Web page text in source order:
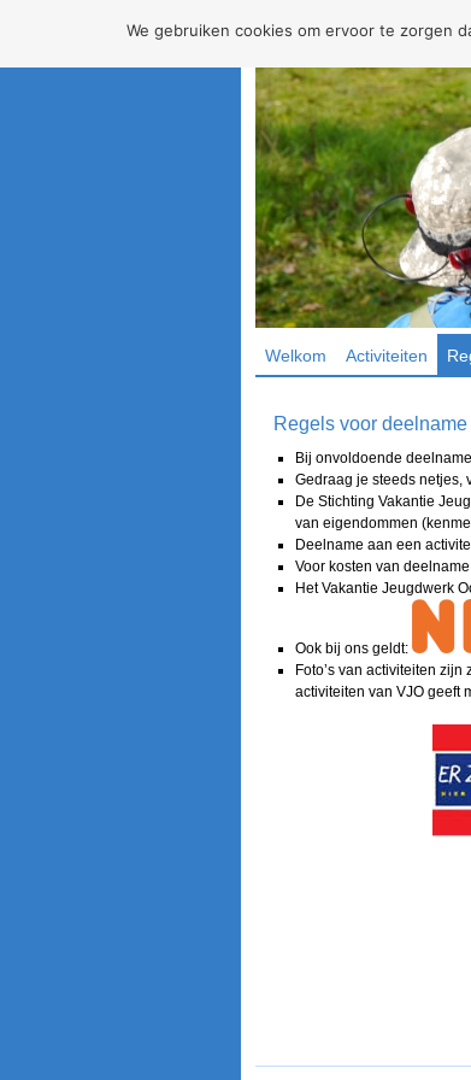
Welkom Activiteiten
Regels voor
Bij onvoldoende
Gedraag je steeds netjes,
De Stichting Vakantie
van eigendommen
Deelname aan een
Voor kosten van
Het Vakantie Jeugdwerk
Ook bij ons geldt:
Foto’s van activiteiten
activiteiten van VJO geeft
We gebruiken cookies om ervoor te zorgen